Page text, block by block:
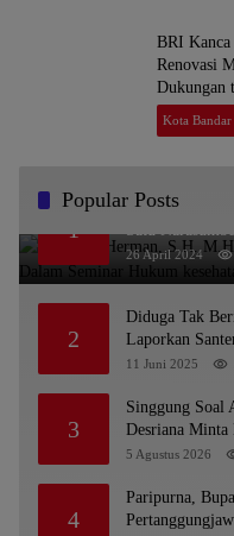
BRI
Renovasi
Dukungan
Kota
Popular Posts
1
Dr. KMS
Satu
Di RSUD
26 April 2024
2
Diduga Tak
Laporkan
Batu
11 Juni 2025
3
Singgung Soal
Desriana
5 Agustus 2026
4
Paripurna,